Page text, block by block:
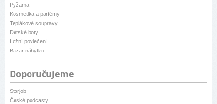
Pyžama
Kosmetika a parfémy
Teplákové soupravy
Dětské boty
Ložní povlečení
Bazar nábytku
Doporučujeme
Starjob
České podcasty